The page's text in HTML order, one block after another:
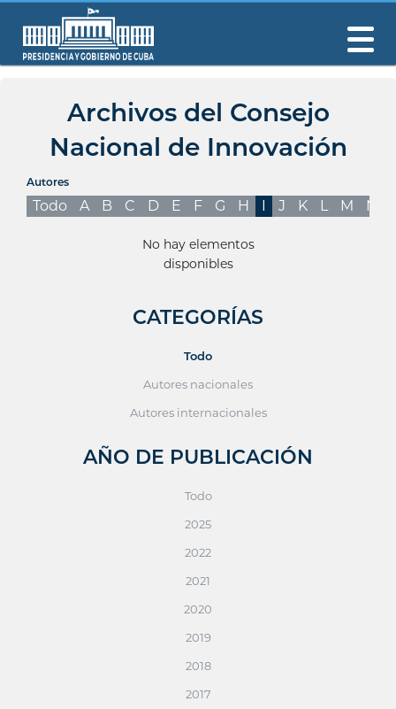
Archivos del Consejo
Nacional de Innovación
Autores
Todo A B C D E F G H I J K L M N
No hay elementos
disponibles
CATEGORÍAS
Todo
Autores nacionales
Autores internacionales
AÑO DE PUBLICACIÓN
Todo
2025
2022
2021
2020
2019
2018
2017